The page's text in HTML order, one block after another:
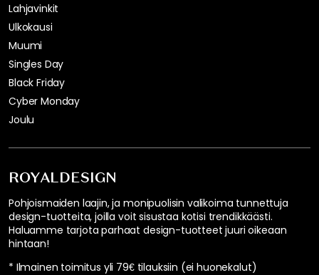
ROYALDESIGN
Pohjoismaiden laajin, ja monipuolisin valikoima tunnettuja
design-tuotteita, joilla voit sisustaa kotisi trendikkäästi.
Haluamme tarjota parhaat design-tuotteet juuri oikeaan
hintaan!
* Ilmainen toimitus yli 79€ tilauksiin (ei huonekalut)
Lahjavinkit
Ulkokausi
Muumi
Singles Day
Black Friday
Cyber Monday
Joulu